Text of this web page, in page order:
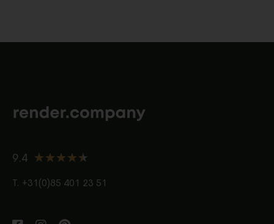
9.4 ★★★★★
T. +31(0)85 401 23 51